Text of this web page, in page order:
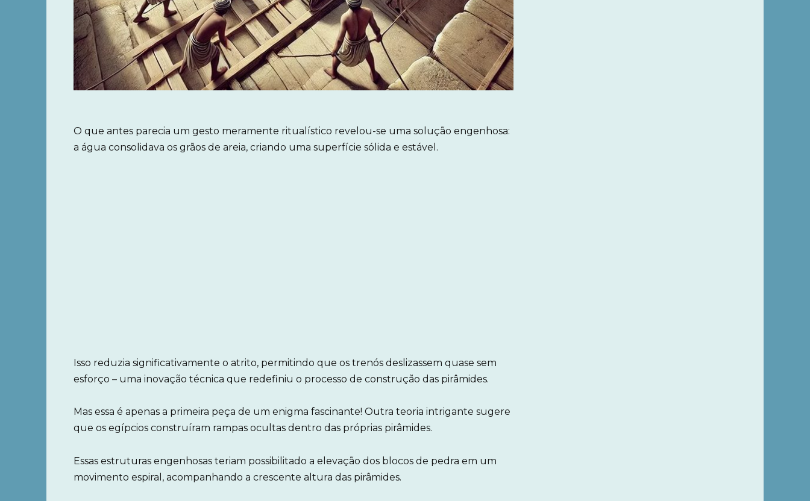
O que antes parecia um gesto meramente ritualístico revelou-se uma solução engenhosa:
a água consolidava os grãos de areia, criando uma superfície sólida e estável.
Isso reduzia significativamente o atrito, permitindo que os trenós deslizassem quase sem
esforço – uma inovação técnica que redefiniu o processo de construção das pirâmides.
Mas essa é apenas a primeira peça de um enigma fascinante! Outra teoria intrigante sugere
que os egípcios construíram rampas ocultas dentro das próprias pirâmides.
Essas estruturas engenhosas teriam possibilitado a elevação dos blocos de pedra em um
movimento espiral, acompanhando a crescente altura das pirâmides.